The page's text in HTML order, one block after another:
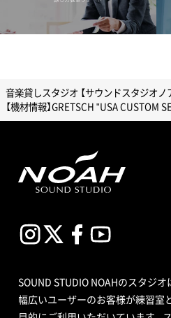
音楽貸しスタジオ 【サウンドスタジオノ
【機材情報】GRETSCH "USA CUSTOM
SOUND STUDIO NOAHのスタジ
幅広いユーザーのお客様が練習室